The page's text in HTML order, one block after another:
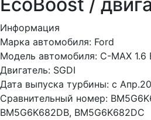
Информация
Марка автомобиля: Ford
Модель автомобиля: C-MAX 1.6
Двигатель: SGDI
Дата выпуска турбины: с
Сравнительный номер:
BM5G6K682DB, BM5G6K682DC